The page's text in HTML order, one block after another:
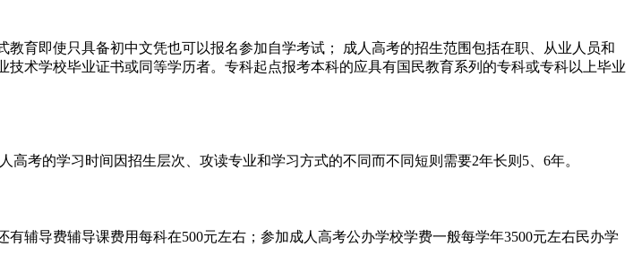
育即使只具备初中文凭也可以报名参加自学考试； 成人高考的招生范围包括在职、从业人员和
术学校毕业证书或同等学历者。专科起点报考本科的应具有国民教育系列的专科或专科以上毕业
考的学习时间因招生层次、攻读专业和学习方式的不同而不同短则需要2年长则5、6年。
辅导费辅导课费用每科在500元左右；参加成人高考公办学校学费一般每学年3500元左右民办学